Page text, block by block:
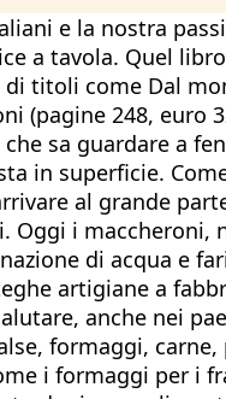
e la nostra
a tavola. Quel
titoli come Dal
(pagine 248,
sa guardare a
in superficie.
al grande
Oggi i
di acqua e
artigiane a
anche nei
formaggi,
i formaggi per i